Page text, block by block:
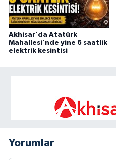
Akhisar'da Atatürk
Mahallesi'nde yine 6 saatlik
elektrik kesintisi
Yorumlar